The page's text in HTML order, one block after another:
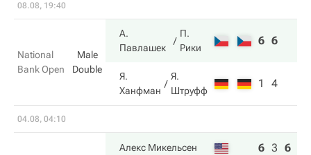
08.08, 19:40
National
Bank Open
Male
Double
А.
Павлашек
П.
Рики
6 6
Я.
Ханфман
Я.
Штруфф
1 4
04.08, 04:10
Алекс Микельсен 6 3 6